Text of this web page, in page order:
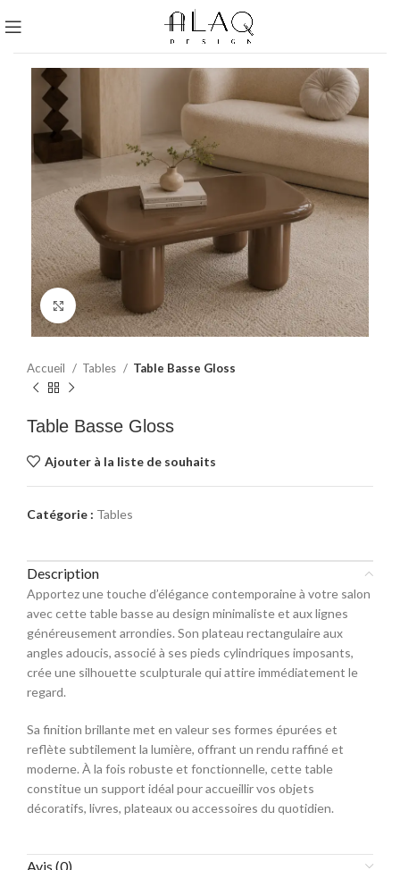
Click to enlarge
Accueil Tables Table Basse Gloss
Table Basse Gloss
Ajouter à la liste de souhaits
Catégorie : Tables
Description
Apportez une touche d’élégance contemporaine à votre salon
avec cette table basse au design minimaliste et aux lignes
généreusement arrondies. Son plateau rectangulaire aux
angles adoucis, associé à ses pieds cylindriques imposants,
crée une silhouette sculpturale qui attire immédiatement le
regard.
Sa finition brillante met en valeur ses formes épurées et
reflète subtilement la lumière, offrant un rendu raffiné et
moderne. À la fois robuste et fonctionnelle, cette table
constitue un support idéal pour accueillir vos objets
décoratifs, livres, plateaux ou accessoires du quotidien.
Avis (0)